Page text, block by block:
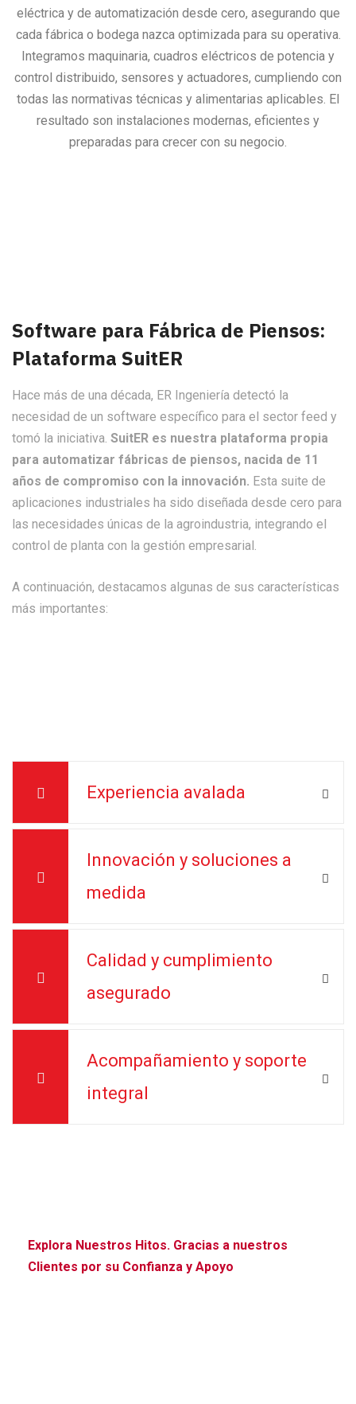
eléctrica y de automatización desde cero, asegurando que
cada fábrica o bodega nazca optimizada para su operativa.
Integramos maquinaria, cuadros eléctricos de potencia y
control distribuido, sensores y actuadores, cumpliendo con
todas las normativas técnicas y alimentarias aplicables. El
resultado son instalaciones modernas, eficientes y
preparadas para crecer con su negocio.
Software para Fábrica de Piensos:
Plataforma SuitER
Hace más de una década, ER Ingeniería detectó la
necesidad de un software específico para el sector feed y
tomó la iniciativa. SuitER es nuestra plataforma propia
para automatizar fábricas de piensos, nacida de 11
años de compromiso con la innovación. Esta suite de
aplicaciones industriales ha sido diseñada desde cero para
las necesidades únicas de la agroindustria, integrando el
control de planta con la gestión empresarial.
A continuación, destacamos algunas de sus características
más importantes:
Experiencia avalada
Innovación y soluciones a
medida
Calidad y cumplimiento
asegurado
Acompañamiento y soporte
integral
Explora Nuestros Hitos. Gracias a nuestros
Clientes por su Confianza y Apoyo